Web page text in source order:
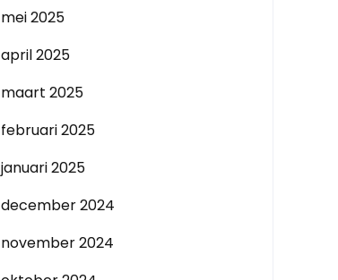
mei 2025
april 2025
maart 2025
februari 2025
januari 2025
december 2024
november 2024